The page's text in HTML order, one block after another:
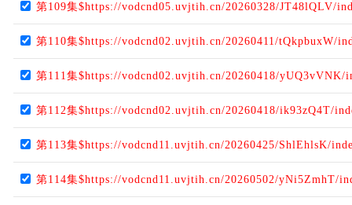
第109集$https://vodcnd05.uvjtih.cn/20260328/JT48lQLV/
第110集$https://vodcnd02.uvjtih.cn/20260411/tQkpbuxW/
第111集$https://vodcnd02.uvjtih.cn/20260418/yUQ3vVNK/
第112集$https://vodcnd02.uvjtih.cn/20260418/ik93zQ4T/
第113集$https://vodcnd11.uvjtih.cn/20260425/ShlEhlsK/
第114集$https://vodcnd11.uvjtih.cn/20260502/yNi5ZmhT/